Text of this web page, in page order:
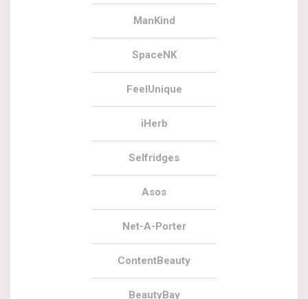
ManKind
SpaceNK
FeelUnique
iHerb
Selfridges
Asos
Net-A-Porter
ContentBeauty
BeautyBay